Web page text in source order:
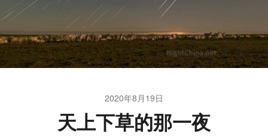
2020年8月19日
天上下草的那一夜